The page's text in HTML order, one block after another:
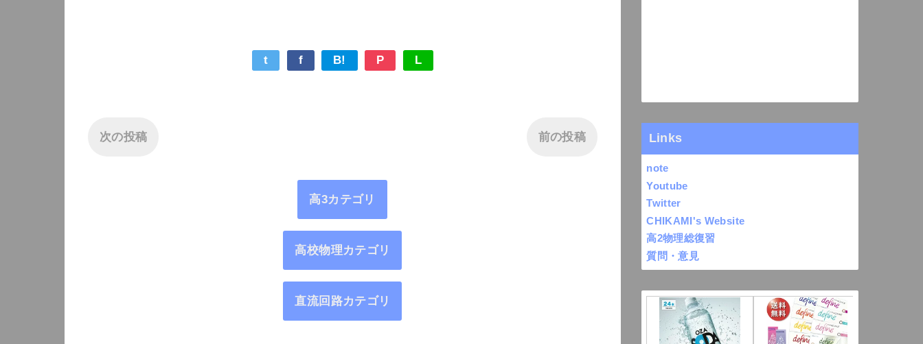
t f B! P L
次の投稿 前の投稿
高3カテゴリ
高校物理カテゴリ
直流回路カテゴリ
Links
note
Youtube
Twitter
CHIKAMI's Website
高2物理総復習
質問・意見